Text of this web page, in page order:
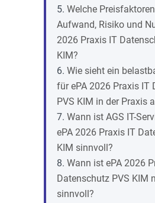
Welche
Aufwand, Risiko und
2026 Praxis IT
KIM?
Wie sieht ein
für ePA 2026 Praxis IT
PVS KIM in der Praxis
Wann ist AGS IT-
ePA 2026 Praxis IT
KIM sinnvoll?
Wann ist ePA 2026
Datenschutz PVS KIM
sinnvoll?